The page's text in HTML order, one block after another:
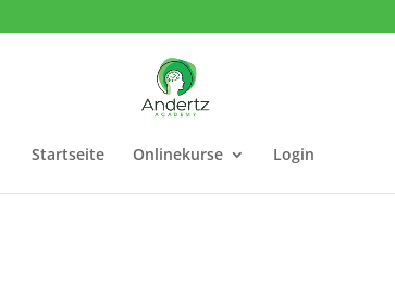
Startseite Onlinekurse Login